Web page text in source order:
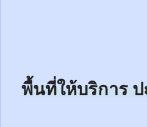
พื้นที่ให้บริการ